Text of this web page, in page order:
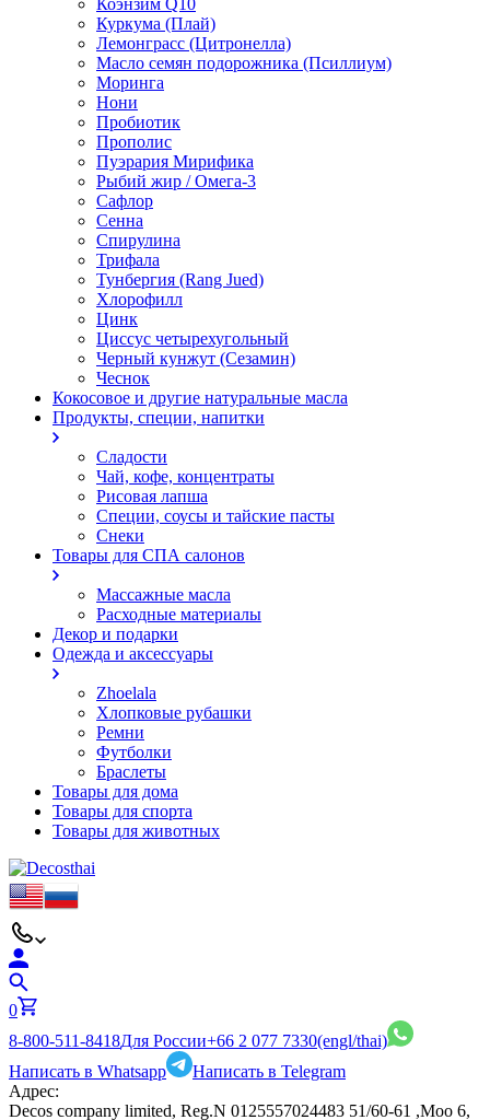
Коэнзим Q10
Куркума (Плай)
Лемонграсс (Цитронелла)
Масло семян подорожника (Псиллиум)
Моринга
Нони
Пробиотик
Прополис
Пуэрария Мирифика
Рыбий жир / Омега-3
Сафлор
Сенна
Спирулина
Трифала
Тунбергия (Rang Jued)
Хлорофилл
Цинк
Циссус четырехугольный
Черный кунжут (Сезамин)
Чеснок
Кокосовое и другие натуральные масла
Продукты, специи, напитки
Сладости
Чай, кофе, концентраты
Рисовая лапша
Специи, соусы и тайские пасты
Снеки
Товары для СПА салонов
Массажные масла
Расходные материалы
Декор и подарки
Одежда и аксессуары
Zhoelala
Хлопковые рубашки
Ремни
Футболки
Браслеты
Товары для дома
Товары для спорта
Товары для животных
0
8-800-511-8418Для России+66 2 077 7330(engl/thai)
Написать в Whatsapp
Написать в Telegram
Адрес:
Decos company limited, Reg.N 0125557024483 51/60-61 ,Moo 6,